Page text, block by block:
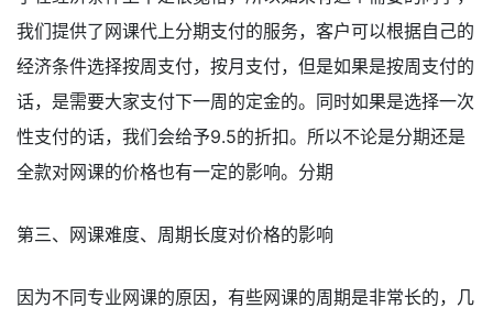
我们提供了网课代上分期支付的服务，客户可以根据自己的
经济条件选择按周支付，按月支付，但是如果是按周支付的
话，是需要大家支付下一周的定金的。同时如果是选择一次
性支付的话，我们会给予9.5的折扣。所以不论是分期还是
全款对网课的价格也有一定的影响。分期
第三、网课难度、周期长度对价格的影响
因为不同专业网课的原因，有些网课的周期是非常长的，几